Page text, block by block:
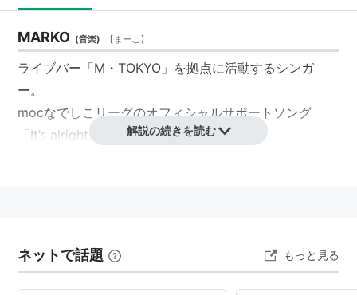
MARKO (音楽) 【 まーこ 】
ライブバー「M・TOKYO」を拠点に活動するシンガ
ー。
mocなでしこリーグのオフィシャルサポートソング
「It’s alright!! 」を歌う。
解説の続きを読む
ネットで話題 もっと見る